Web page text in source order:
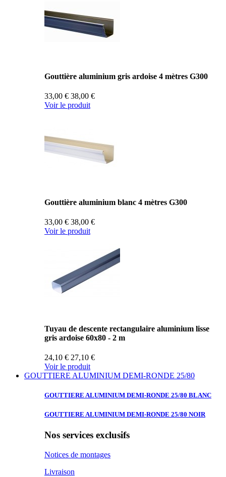
Gouttière aluminium gris ardoise 4 mètres G300
33,00 € 38,00 €
Voir le produit
Gouttière aluminium blanc 4 mètres G300
33,00 € 38,00 €
Voir le produit
Tuyau de descente rectangulaire aluminium lisse
gris ardoise 60x80 - 2 m
24,10 € 27,10 €
Voir le produit
GOUTTIERE ALUMINIUM DEMI-RONDE 25/80
GOUTTIERE ALUMINIUM DEMI-RONDE 25/80 BLANC
GOUTTIERE ALUMINIUM DEMI-RONDE 25/80 NOIR
Nos services exclusifs
Notices de montages
Livraison